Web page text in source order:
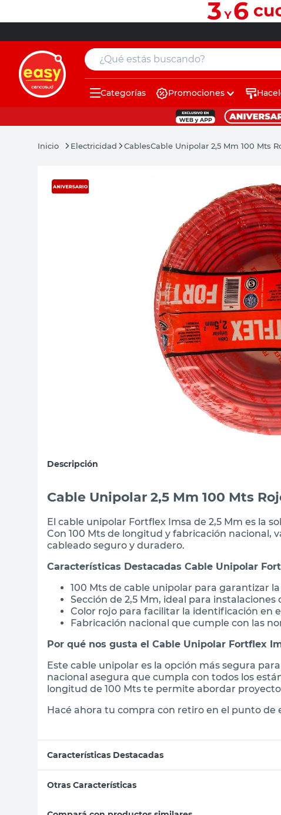
¿Qué estás buscando?
Categorías Promociones
Electricidad CablesCable Unipolar 2,5 Mm 100 Mts
Descripción
Cable Unipolar 2,5 Mm 100 Mts
El cable unipolar Fortflex Imsa de 2,5 Mm es la
Con 100 Mts de longitud y fabricación nacional,
cableado seguro y duradero.
Características Destacadas Cable Unipolar
100 Mts de cable unipolar para garantizar
Sección de 2,5 Mm, ideal para instalaciones
Color rojo para facilitar la identificación en
Fabricación nacional que cumple con las
Por qué nos gusta el Cable Unipolar Fortflex
Este cable unipolar es la opción más segura
nacional asegura que cumpla con todos los
longitud de 100 Mts te permite abordar
Hacé ahora tu compra con retiro en el punto de
Características Destacadas
Otras Características
muebles